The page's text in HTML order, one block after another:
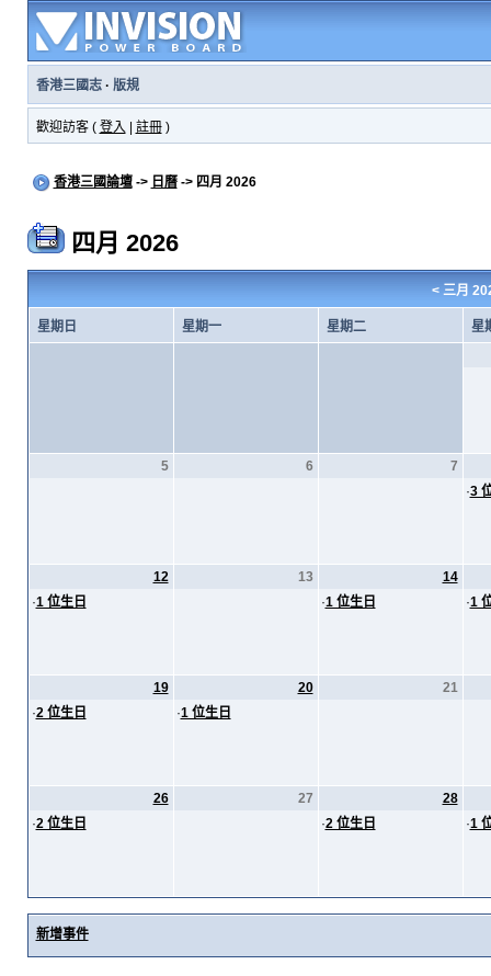
香港三國志· 版規
歡迎訪客 ( 登入 註冊)
香港三國論壇-> 日曆-> 四月 2026
四月 2026
< 三月
星期日 星期一 星期二 星
5 6
7
·3
12
·1 位生日
13
14
·1 位生日 ·1
19
·2 位生日
20
·1 位生日
21
26
·2 位生日
27
28
·2 位生日 ·1
新增事件